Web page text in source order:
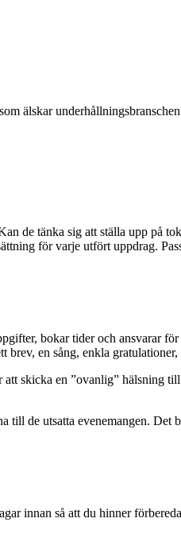
älskar
de tänka sig att ställa upp på
för varje utfört uppdrag.
bokar tider och ansvarar
en sång, enkla
skicka en ”ovanlig” hälsning
de utsatta evenemangen.
innan så att du hinner